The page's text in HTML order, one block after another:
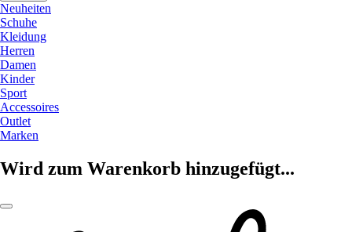
Neuheiten
Schuhe
Kleidung
Herren
Damen
Kinder
Sport
Accessoires
Outlet
Marken
Wird zum Warenkorb hinzugefügt...